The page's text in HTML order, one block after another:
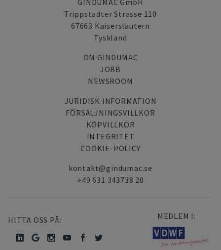
GINDUMAC GmbH
Trippstadter Strasse 110
67663 Kaiserslautern
Tyskland
OM GINDUMAC
JOBB
NEWSROOM
JURIDISK INFORMATION
FÖRSÄLJNINGSVILLKOR
KÖPVILLKOR
INTEGRITET
COOKIE-POLICY
kontakt@gindumac.se
+49 631 343738 20
HITTA OSS PÅ: MEDLEM I: